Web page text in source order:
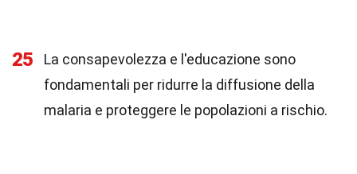
25
La consapevolezza e l'educazione sono
fondamentali per ridurre la diffusione della
malaria e proteggere le popolazioni a rischio.